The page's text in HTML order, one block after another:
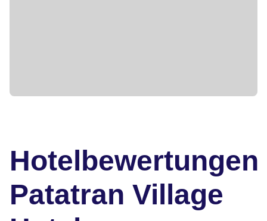
Hotelbewertungen
Patatran Village